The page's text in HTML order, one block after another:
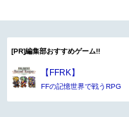
[PR]編集部おすすめゲーム!!
【FFRK】
FFの記憶世界で戦うRPG